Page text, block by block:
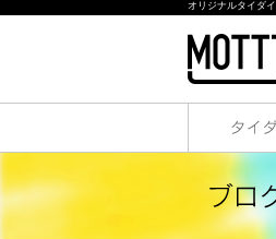
オリジナルタイダ